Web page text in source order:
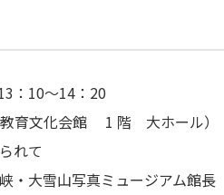
：10～14：20
育文化会館 1 階 大ホール）
れて
・大雪山写真ミュージアム館